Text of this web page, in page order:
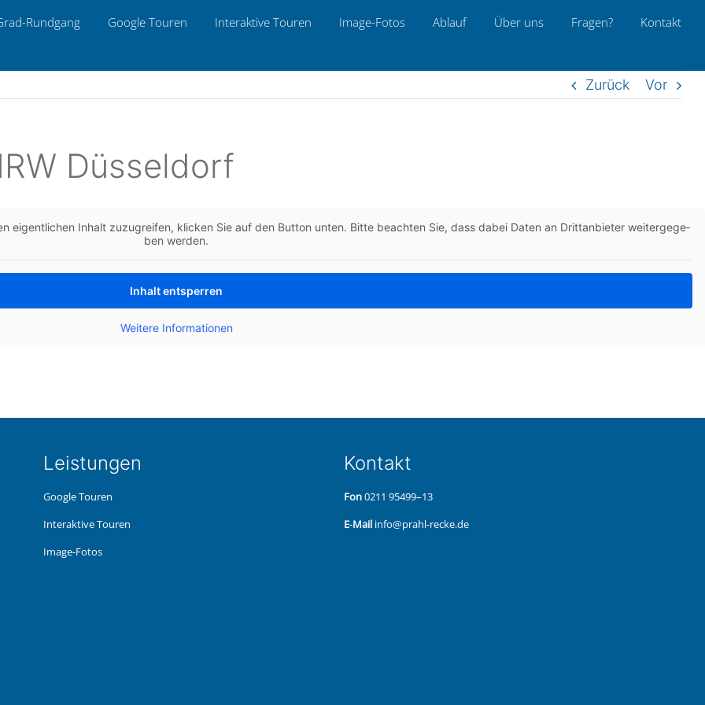
Rund­gang Google Touren Inter­ak­ti­ve Touren Image-Fotos Ablauf Über uns Fragen? Kon­takt
Zurück Vor
Düsseldorf
eigent­li­chen Inhalt zuzu­grei­fen, kli­cken Sie auf den Button unten. Bitte beach­ten Sie, dass dabei Daten an Dritt­an­bie­ter wei­ter­ge­ge­
ben werden.
Inhalt ent­sper­ren
Wei­te­re Infor­ma­tio­nen
Leis­tun­gen
Google Touren
Inter­ak­ti­ve Touren
Image-Fotos
Kon­takt
Fon0211 95499–13
E‑Mail info@prahl-recke.de